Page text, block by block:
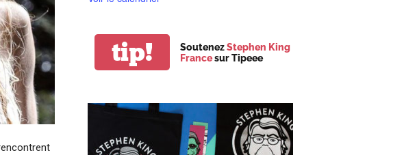
tip! SoutenezStephen King
Francesur Tipeee